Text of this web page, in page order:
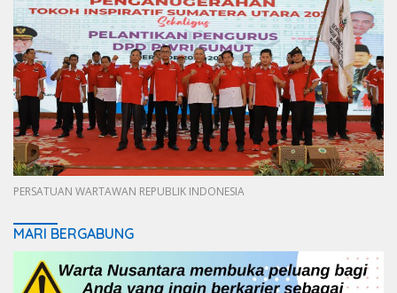
PERSATUAN WARTAWAN REPUBLIK INDONESIA
MARI BERGABUNG